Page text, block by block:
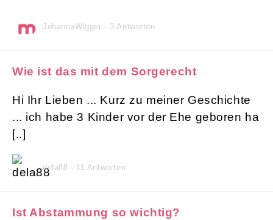
JohannaWigger - 3 Antworten
Wie ist das mit dem Sorgerecht
Hi Ihr Lieben ... Kurz zu meiner Geschichte
... ich habe 3 Kinder vor der Ehe geboren ha
[..]
dela88 - 11 Antworten
Ist Abstammung so wichtig?